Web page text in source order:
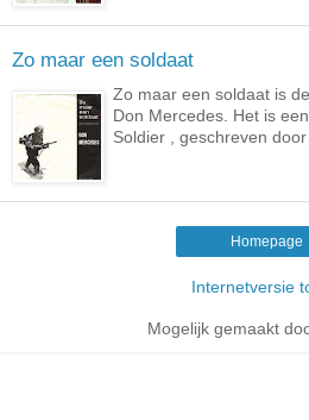
Zo maar een soldaat
Zo maar een soldaat is
Don Mercedes. Het is
Soldier , geschreven door
Homepage
Internetversie
Mogelijk gemaakt